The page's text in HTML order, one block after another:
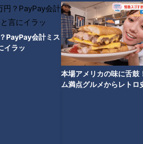
PayPay会計ミス
イラッ
本場アメリカの味に舌鼓
ム満点グルメからレトロ
ワールドカップの日本代表に選出され
れて2018年ドラフトでドラゴンズか
頃に思い描いていた将来の夢はただひ
と以外は考えていなかったです」―